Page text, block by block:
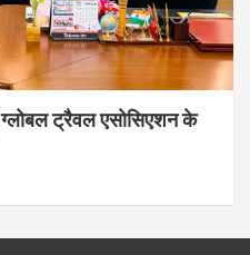
ट्रैवल एसोसिएशन के